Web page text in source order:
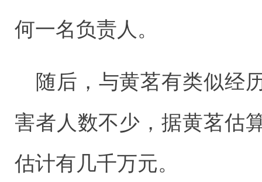
何一名负责人。
随后，与黄茗有类似经
害者人数不少，据黄茗估
估计有几千万元。